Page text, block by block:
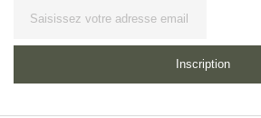
Inscription